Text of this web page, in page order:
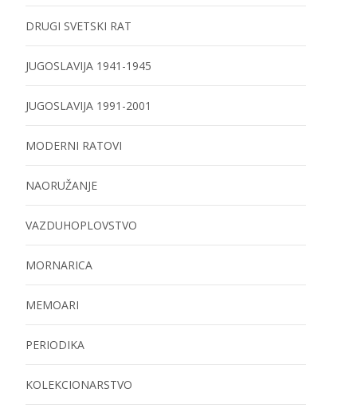
DRUGI SVETSKI RAT
JUGOSLAVIJA 1941-1945
JUGOSLAVIJA 1991-2001
MODERNI RATOVI
NAORUŽANJE
VAZDUHOPLOVSTVO
MORNARICA
MEMOARI
PERIODIKA
KOLEKCIONARSTVO